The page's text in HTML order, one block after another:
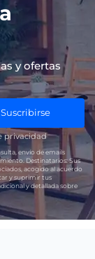
y ofertas
Suscribirse
privacidad
envío de emails
Destinatarios:Sus
acogido al acuerdo
y suprimir tus
y detallada sobre